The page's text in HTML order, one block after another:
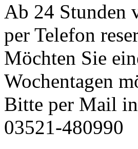
Ab 24 Stunden
per Telefon
Möchten Sie
Wochentagen
Bitte per Mail
03521-480990